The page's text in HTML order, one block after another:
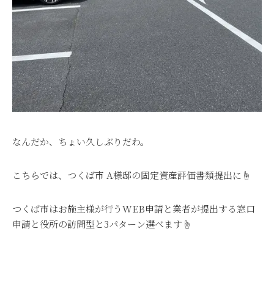
なんだか、ちょい久しぶりだわ。
こちらでは、つくば市 A様邸の固定資産評価書類提出に☝
つくば市はお施主様が行うWEB申請と業者が提出する窓口
申請と役所の訪問型と3パターン選べます☝